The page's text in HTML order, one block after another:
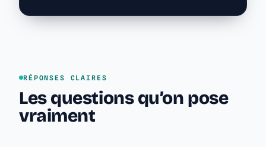
RÉPONSES CLAIRES
Les questions qu’on pose
vraiment